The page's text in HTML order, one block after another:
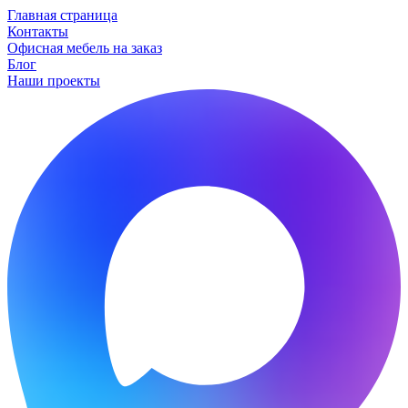
Главная страница
Контакты
Офисная мебель на заказ
Блог
Наши проекты